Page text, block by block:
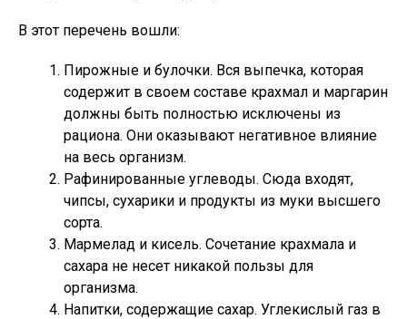
В этот перечень вошли:
Пирожные и булочки. Вся выпечка, которая
содержит в своем составе крахмал и маргарин
должны быть полностью исключены из
рациона. Они оказывают негативное влияние
на весь организм.
Рафинированные углеводы. Сюда входят,
чипсы, сухарики и продукты из муки высшего
сорта.
Мармелад и кисель. Сочетание крахмала и
сахара не несет никакой пользы для
организма.
Напитки, содержащие сахар. Углекислый газ в